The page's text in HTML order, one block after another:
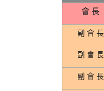
會 長
副 會 長
副 會 長
副 會 長